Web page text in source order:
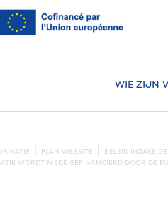
WIE ZIJN
PLAN WEBSITE BELEID INZAKE
WORDT MEDE GEFINANCIERD DOOR DE